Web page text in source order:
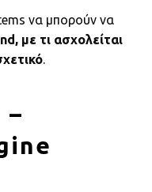
να μπορούν να
με τι ασχολείται
.
–